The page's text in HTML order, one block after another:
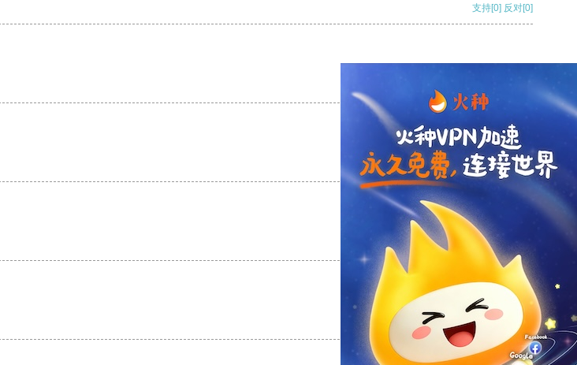
支持[0] 反对[0]
支持 [0] 反对[0]
支持[0] 反对
支持[0] 反对[0]